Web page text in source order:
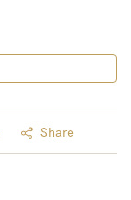
Share